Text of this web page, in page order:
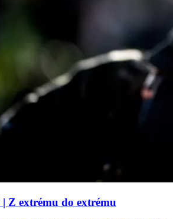
| Z extrému do extrému